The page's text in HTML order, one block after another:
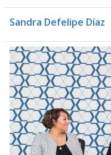
Sandra Defelipe Díaz